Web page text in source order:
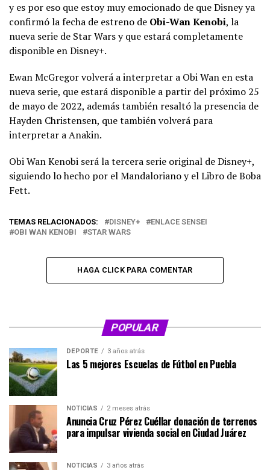
y es por eso que estoy muy emocionado de que Disney ya
confirmó la fecha de estreno de Obi-Wan Kenobi, la
nueva serie de Star Wars y que estará completamente
disponible en Disney+.
Ewan McGregor volverá a interpretar a Obi Wan en esta
nueva serie, que estará disponible a partir del próximo 25
de mayo de 2022, además también resaltó la presencia de
Hayden Christensen, que también volverá para
interpretar a Anakin.
Obi Wan Kenobi será la tercera serie original de Disney+,
siguiendo lo hecho por el Mandaloriano y el Libro de Boba
Fett.
TEMAS RELACIONADOS: DISNEY+
ENLACE SENSEI
OBI WAN KENOBI
STAR WARS
HAGA CLICK PARA COMENTAR
POPULAR
DEPORTE 3 años atrás
Las 5 mejores Escuelas de Fútbol en Puebla
NOTICIAS 2 meses atrás
Anuncia Cruz Pérez Cuéllar donación de terrenos
para impulsar vivienda social en Ciudad Juárez
NOTICIAS 3 años atrás